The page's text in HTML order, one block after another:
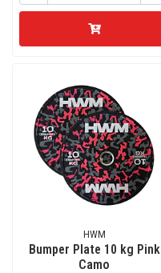
HWM
Bumper Plate 10 kg Pink
Camo